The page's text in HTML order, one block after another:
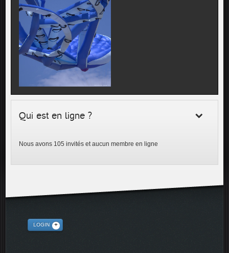
Qui est en ligne ?
Nous avons 105 invités et aucun membre en ligne
LOGIN